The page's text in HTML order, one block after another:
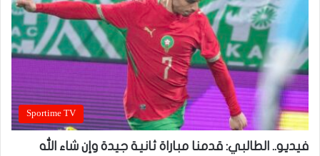
Sportime TV
فيديو.. الطالبي: قدمنا مباراة ثانية جيدة وإن شاء الله